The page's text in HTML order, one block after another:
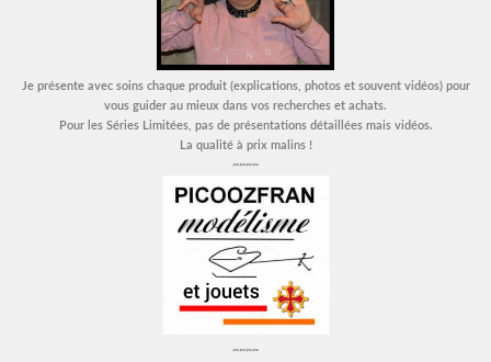
Je présente avec soins chaque produit (explications, photos et souvent vidéos) pour
vous guider au mieux dans vos recherches et achats.
Pour les Séries Limitées, pas de présentations détaillées mais vidéos.
La qualité à prix malins !
~~~~
~~~~